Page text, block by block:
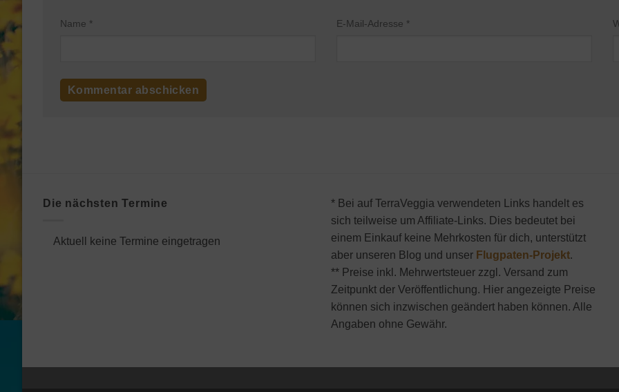
Name * E-Mail-Adresse *
Die nächsten Termine
Aktuell keine Termine eingetragen
* Bei auf TerraVeggia verwendeten Links handelt es
sich teilweise um Affiliate-Links. Dies bedeutet bei
einem Einkauf keine Mehrkosten für dich, unterstützt
aber unseren Blog und unser Flugpaten-Projekt.
** Preise inkl. Mehrwertsteuer zzgl. Versand zum
Zeitpunkt der Veröffentlichung. Hier angezeigte Preise
können sich inzwischen geändert haben können. Alle
Angaben ohne Gewähr.